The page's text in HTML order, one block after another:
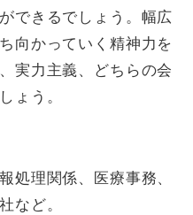
できるでしょう。幅広
向かっていく精神力を
実力主義、どちらの会
ょう。
処理関係、医療事務、
など。